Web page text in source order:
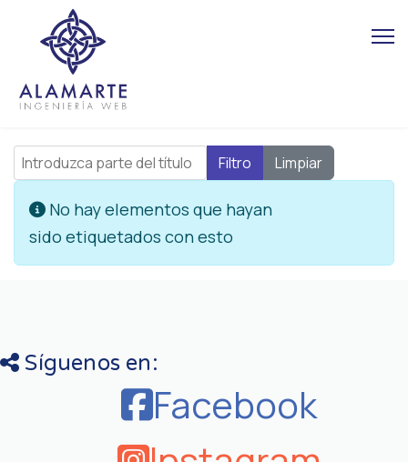
Introduzca parte del título Filtro Limpiar
Información
No hay elementos que hayan
sido etiquetados con esto
Síguenos en:
Facebook